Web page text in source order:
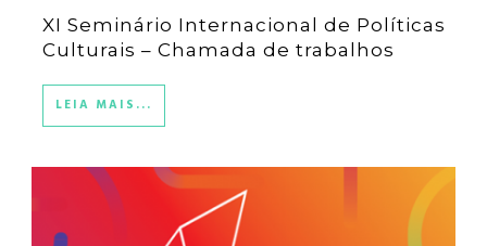
XI Seminário Internacional de Políticas
Culturais – Chamada de trabalhos
LEIA MAIS...